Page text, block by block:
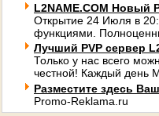
L2NAME.COM Новый
Открытие 24 Июля в
функциями.
Лучший PVP сервер
Только у нас всего
честной! Каждый день
Разместите здесь
Promo-Reklama.ru